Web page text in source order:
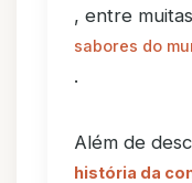
, entre
sabores do
.
Além de
história da